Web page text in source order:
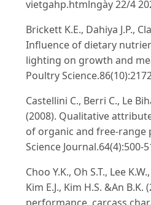
vietgahp.htmlngày 22/4
Brickett K.E., Dahiya J.P.,
Influence of dietary
lighting on growth and
Poultry
Castellini C., Berri C., Le
(2008). Qualitative
of organic and free-
Science Journal.64(4):500-
Choo Y.K., Oh S.T., Lee
Kim E.J., Kim H.S. &An